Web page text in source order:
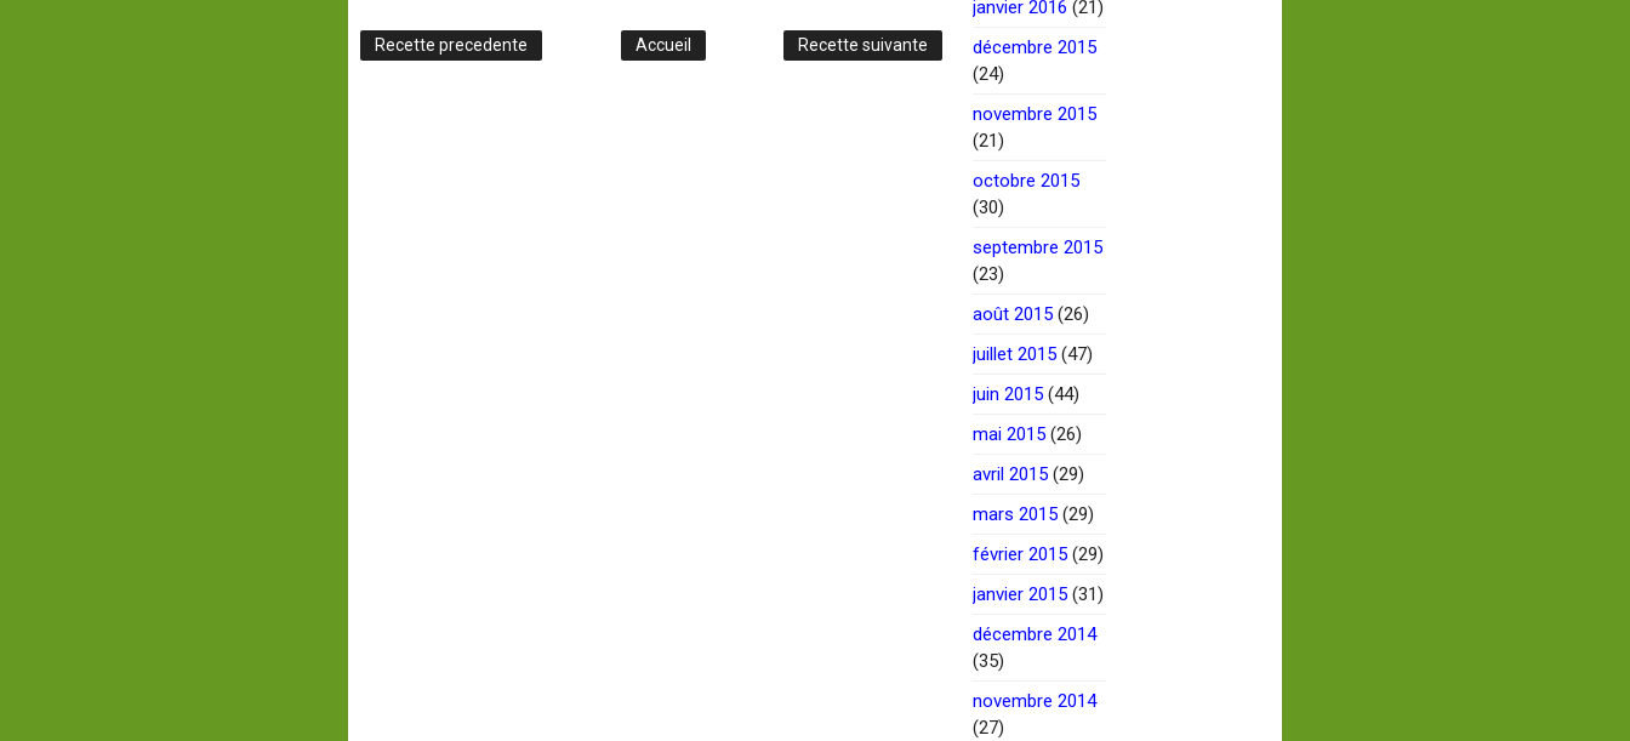
Recette precedente Recette suivante
Accueil
janvier 2016 (21)
décembre 2015
(24)
novembre 2015
(21)
octobre 2015
(30)
septembre 2015
(23)
août 2015 (26)
juillet 2015 (47)
juin 2015 (44)
mai 2015 (26)
avril 2015 (29)
mars 2015 (29)
février 2015 (29)
janvier 2015 (31)
décembre 2014
(35)
novembre 2014
(27)